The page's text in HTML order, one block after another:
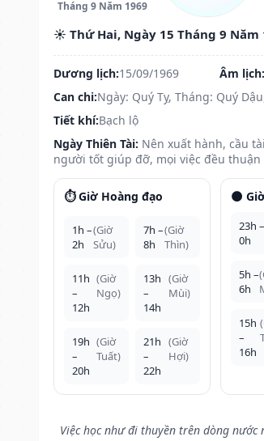
Tháng 9 Năm 1969
☀️ Thứ Hai, Ngày 15 Tháng 9 Năm
Dương lịch:15/09/1969 Âm lịch:
Can chi:Ngày: Quý Tỵ, Tháng: Quý
Tiết khí:Bạch lộ
Ngày Thiên Tài: Nên xuất hành, cầu
người tốt giúp đỡ, mọi việc đều thuận
⏱️ Giờ Hoàng đạo
1h –
2h
(Giờ
Sửu)
7h –
8h
(Giờ
Thìn)
11h
–
12h
(Giờ
Ngọ)
13h
–
14h
(Giờ
Mùi)
19h
–
20h
(Giờ
Tuất)
21h
–
22h
(Giờ
Hợi)
🌑
23h –
0h
5h –
6h
15h
–
16h
Việc học như đi thuyền trên dòng nước